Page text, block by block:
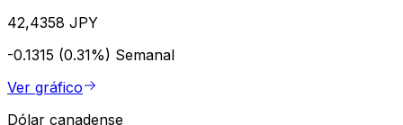
42,4358 JPY
-0.1315 (0.31%) Semanal
Ver gráfico
Dólar canadense